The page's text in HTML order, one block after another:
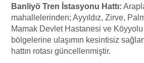
Banliyö Tren İstasyonu Hattı:
mahallelerinden; Ayyıldız, Zirve,
Mamak Devlet Hastanesi ve
bölgelerine ulaşımın kesintisiz
hattın rotası güncellenmiştir.